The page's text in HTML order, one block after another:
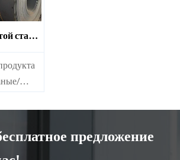
стали
предложение